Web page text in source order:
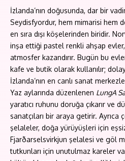
İzlanda’nın doğusunda, dar bir
Seydisfyordur, hem mimarisi hem
en sıra dışı köşelerinden biridir.
inşa ettiği pastel renkli ahşap
atmosfer kazandırır. Bugün bu
kafe ve butik olarak kullanılır;
İzlanda’nın en canlı sanat
Yaz aylarında düzenlenen LungA
yaratıcı ruhunu doruğa çıkarır ve
sanatçıları bir araya getirir. Ayrıca
şelaleler, doğa yürüyüşleri için
Fjarðarselsvirkjun şelalesi ve göl
tutkunları için unutulmaz kareler